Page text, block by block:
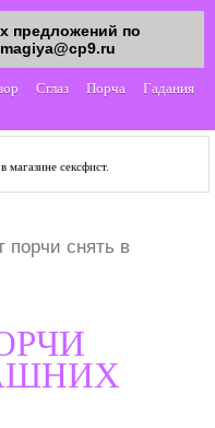
Сглаз Порча Гадания
магазине сексфист.
порчи снять в
предложений по